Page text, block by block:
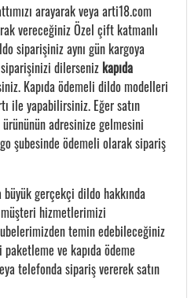
arayarak veya arti18.com
vereceğiniz Özel çift katmanlı
siparişiniz aynı gün kargoya
dilerseniz kapıda
Kapıda ödemeli dildo modelleri
ile yapabilirsiniz. Eğer satın
ürününün adresinize gelmesini
şubesinde ödemeli olarak sipariş
gerçekçi dildo hakkında
hizmetlerimizi
temin edebileceğiniz
ve kapıda ödeme
telefonda sipariş vererek satın